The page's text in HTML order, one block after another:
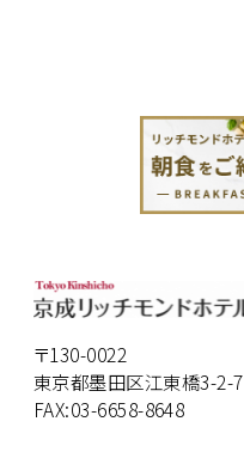
〒130-0022
東京都墨田区江東橋3-2-7
FAX:03-6658-8648